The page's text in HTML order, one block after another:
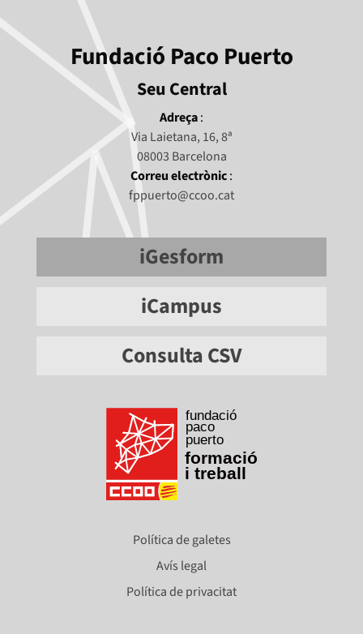
Fundació Paco Puerto
Seu Central
Adreça:
Via Laietana, 16, 8ª
08003 Barcelona
Correu electrònic:
fppuerto@ccoo.cat
iGesform
iCampus
Consulta CSV
Política de galetes
Avís legal
Política de privacitat